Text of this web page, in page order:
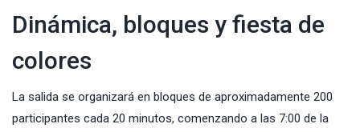
Dinámica, bloques y fiesta de
colores
La salida se organizará en bloques de aproximadamente 200
participantes cada 20 minutos, comenzando a las 7:00 de la